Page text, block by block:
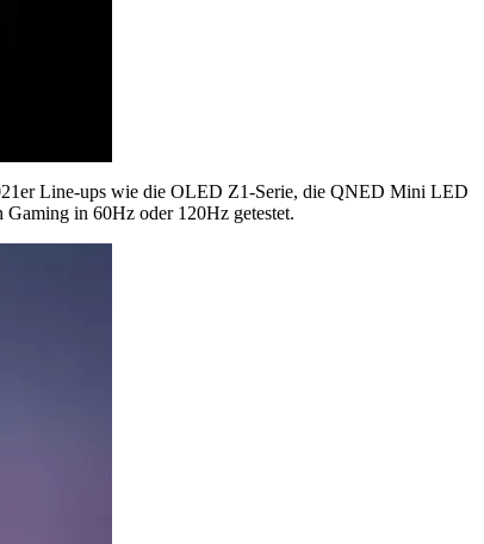
Line-ups wie die OLED Z1-Serie, die QNED Mini LED
in 60Hz oder 120Hz getestet.